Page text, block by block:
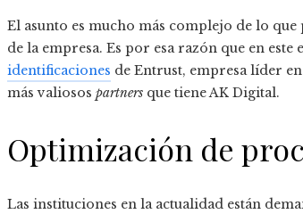
El asunto es mucho más complejo de lo
de la empresa. Es por esa razón que en
identificaciones de Entrust, empresa líder
más valiosos partners que tiene AK Digital.
Optimización de
Las instituciones en la actualidad están